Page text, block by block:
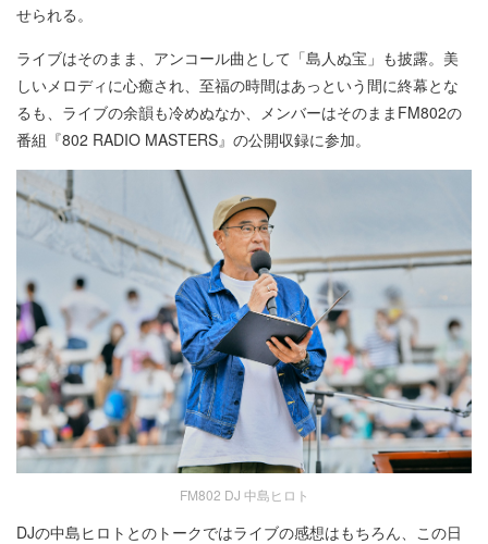
せられる。
ライブはそのまま、アンコール曲として「島人ぬ宝」も披露。美
しいメロディに心癒され、至福の時間はあっという間に終幕とな
るも、ライブの余韻も冷めぬなか、メンバーはそのままFM802の
番組『802 RADIO MASTERS』の公開収録に参加。
FM802 DJ 中島ヒロト
DJの中島ヒロトとのトークではライブの感想はもちろん、この日